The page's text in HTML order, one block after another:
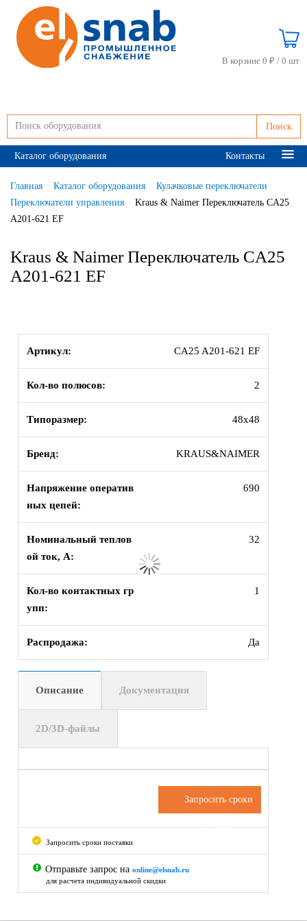
Поиск
В корзине 0 ₽ / 0 шт
Каталог оборудования Контакты
Главная Каталог оборудования
Кулачковые переключатели
Переключатели управления
Kraus & Naimer Переключатель CA25
A201-621 EF
Kraus & Naimer Переключатель CA25
A201-621 EF
Артикул: CA25 A201-621 EF
Кол-во полюсов: 2
Типоразмер: 48х48
Бренд: KRAUS&NAIMER
Напряжение оператив
ных цепей:
690
Номинальный теплов
ой ток, А:
32
Кол-во контактных гр
упп:
1
Распродажа: Да
Описание Документация
2D/3D-файлы
Запросить сроки
поставки
Запросить сроки поставки
Отправьте запрос на online@elsnab.ru
для расчета индивидуальной скидки